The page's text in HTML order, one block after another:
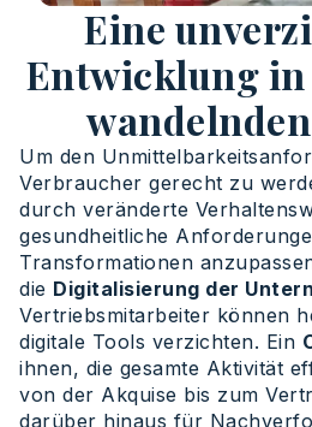
Eine
Entwicklung in
Um den
Verbraucher gerecht zu
durch veränderte
gesundheitliche
Transformationen
die Digitalisierung der
Vertriebsmitarbeiter können
digitale Tools verzichten. Ein
ihnen, die gesamte Aktivität
von der Akquise bis zum
darüber hinaus für